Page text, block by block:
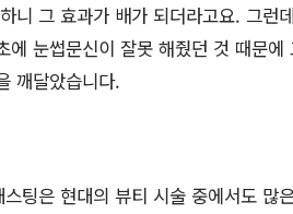
니 그 효과가 배가 되더라고요. 그
에 눈썹문신이 잘못 해줬던 것 때문
깨달았습니다.
팅은 현대의 뷰티 시술 중에서도